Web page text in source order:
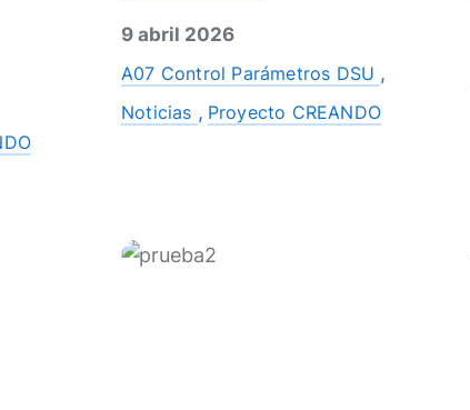
9 abril 2026
A07 Control Parámetros DSU
Noticias
Proyecto CREANDO